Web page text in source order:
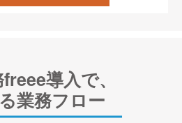
導入で、
業務フロー